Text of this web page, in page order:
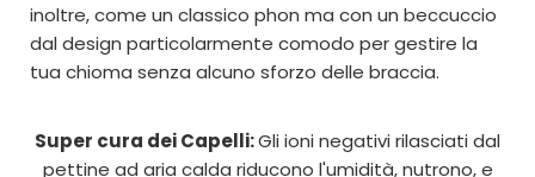
inoltre, come un classico phon ma con un beccuccio
dal design particolarmente comodo per gestire la
tua chioma senza alcuno sforzo delle braccia.
Super cura dei Capelli:Gli ioni negativi rilasciati dal
pettine ad aria calda riducono l'umidità, nutrono, e